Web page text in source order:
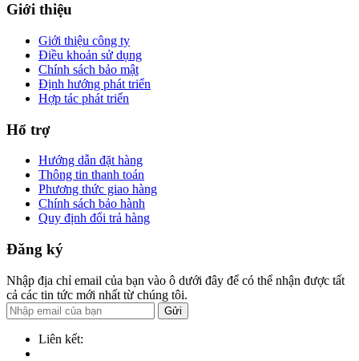
Giới thiệu
Giới thiệu công ty
Điều khoản sử dụng
Chính sách bảo mật
Định hướng phát triển
Hợp tác phát triển
Hổ trợ
Hướng dẫn đặt hàng
Thông tin thanh toán
Phương thức giao hàng
Chính sách bảo hành
Quy định đổi trả hàng
Đăng ký
Nhập địa chỉ email của bạn vào ô dưới đây để có thể nhận được tất
cả các tin tức mới nhất từ chúng tôi.
Gửi
Liên kết: